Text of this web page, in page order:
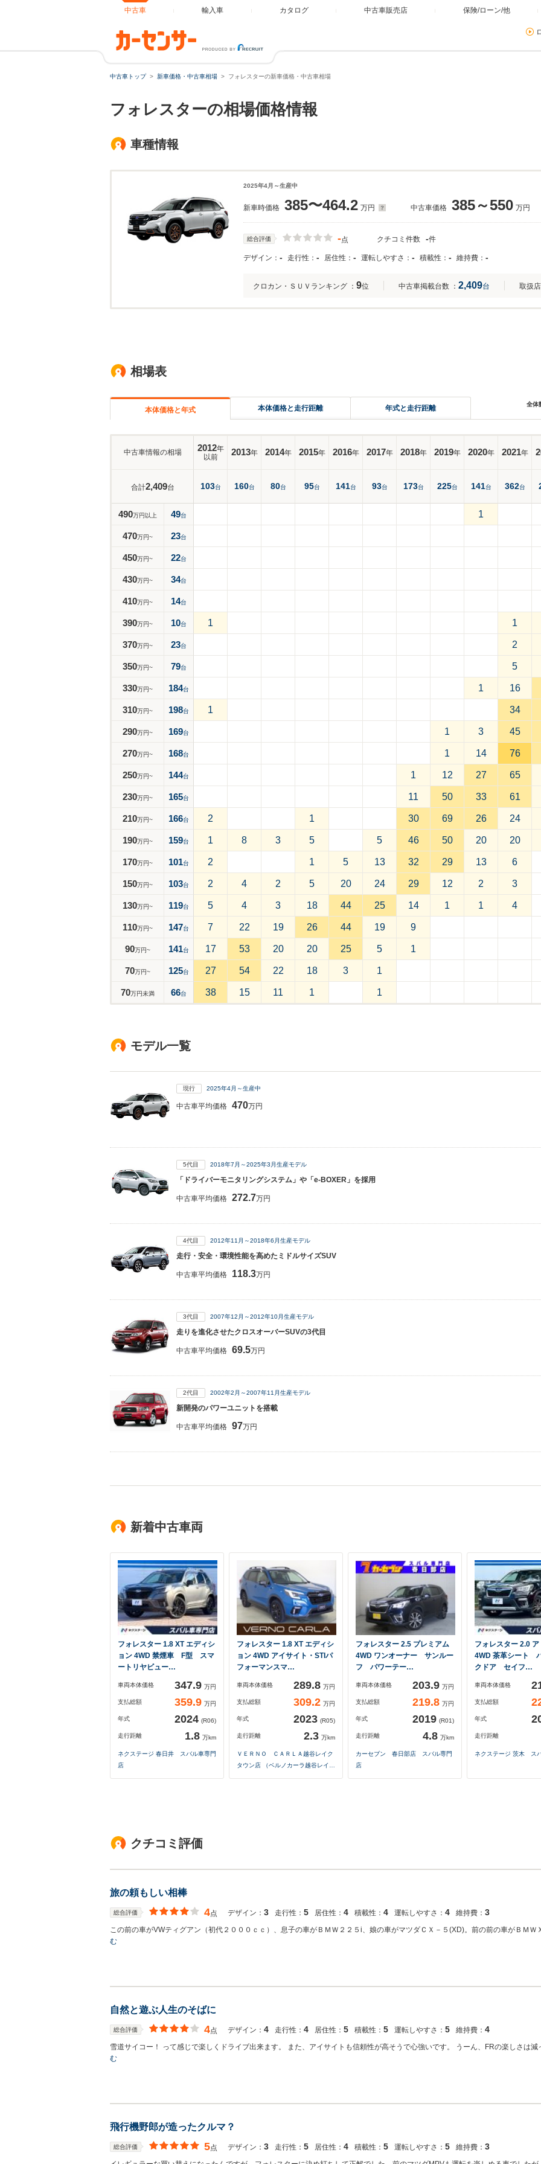
中古車 輸入車 カタログ 中古車販売店 保険/ローン/他
中古車トップ 新車価格・中古車相場 フォレスターの新車価格・中古車相場
フォレスターの相場価格情報
車種情報
2025年4月～生産中
新車時価格 385〜464.2 万円 中古車価格 385～550 万円
総合評価 -点 クチコミ件数 -件
デザイン： - 走行性： - 居住性： - 運転しやすさ： - 積載性： - 維持費： -
クロカン・ＳＵＶランキング ： 9位 中古車掲載台数 ： 2,409台 取扱
相場表
本体価格と年式 本体価格と走行距離 年式と走行距離 全体
中古車情報の相場 2012年
以前
2013年 2014年 2015年 2016年 2017年 2018年 2019年 2020年 2021年
合計2,409台 103台 160台 80台 95台 141台 93台 173台 225台 141台 362台
490万円以上 49台 1
470万円~ 23台
450万円~ 22台
430万円~ 34台
410万円~ 14台
390万円~ 10台 1 1
370万円~ 23台 2
350万円~ 79台 5
330万円~ 184台 1 16
310万円~ 198台 1 34
290万円~ 169台 1 3 45
270万円~ 168台 1 14 76
250万円~ 144台 1 12 27 65
230万円~ 165台 11 50 33 61
210万円~ 166台 2 1 30 69 26 24
190万円~ 159台 1 8 3 5 5 46 50 20 20
170万円~ 101台 2 1 5 13 32 29 13 6
150万円~ 103台 2 4 2 5 20 24 29 12 2 3
130万円~ 119台 5 4 3 18 44 25 14 1 1 4
110万円~ 147台 7 22 19 26 44 19 9
90万円~ 141台 17 53 20 20 25 5 1
70万円~ 125台 27 54 22 18 3 1
70万円未満 66台 38 15 11 1 1
モデル一覧
現行 2025年4月～生産中
中古車平均価格 470万円
5代目 2018年7月～2025年3月生産モデル
「ドライバーモニタリングシステム」や「e-BOXER」を採用
中古車平均価格 272.7万円
4代目 2012年11月～2018年6月生産モデル
走行・安全・環境性能を高めたミドルサイズSUV
中古車平均価格 118.3万円
3代目 2007年12月～2012年10月生産モデル
走りを進化させたクロスオーバーSUVの3代目
中古車平均価格 69.5万円
2代目 2002年2月～2007年11月生産モデル
新開発のパワーユニットを搭載
中古車平均価格 97万円
新着中古車両
フォレスター 1.8 XT エディシ
ョン 4WD 禁煙車 F型 スマ
ートリヤビュー…
車両本体価格 347.9 万円
支払総額 359.9 万円
年式 2024 (R06)
走行距離 1.8 万km
ネクステージ 春日井 スバル車専門
店
フォレスター 1.8 XT エディシ
ョン 4WD アイサイト・STIパ
フォーマンスマ…
車両本体価格 289.8 万円
支払総額 309.2 万円
年式 2023 (R05)
走行距離 2.3 万km
ＶＥＲＮＯ ＣＡＲＬＡ越谷レイク
タウン店 （ベルノカーラ越谷レイ…
フォレスター 2.5 プレミアム
4WD ワンオーナー サンルー
フ パワーテー…
車両本体価格 203.9 万円
支払総額 219.8 万円
年式 2019 (R01)
走行距離 4.8 万km
カーセブン 春日部店 スバル専門
店
フォレスター 2.0 ア
4WD 茶革シート
クドア セイフ…
車両本体価格
支払総額
年式
走行距離
ネクステージ 茨木 ス
クチコミ評価
旅の頼もしい相棒
総合評価 4点 デザイン： 3 走行性： 5 居住性： 4 積載性： 4 運転しやすさ： 4 維持費： 3
この前の車がVWティグアン（初代２０００ｃｃ）、息子の車がＢＭＷ２２５i、娘の車がマツダＣＸ－５(XD)。前の前の車がＢＭ
む
自然と遊ぶ人生のそばに
総合評価 4点 デザイン： 4 走行性： 4 居住性： 5 積載性： 5 運転しやすさ： 5 維持費： 4
雪道サイコー！ って感じで楽しくドライブ出来ます。 また、アイサイトも信頼性が高そうで心強いです。 うーん、FRの楽しさは
む
飛行機野郎が造ったクルマ？
総合評価 5点 デザイン： 3 走行性： 5 居住性： 4 積載性： 5 運転しやすさ： 5 維持費： 3